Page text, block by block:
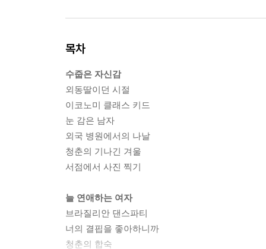
목차
수줍은 자신감
외동딸이던 시절
이코노미 클래스 키드
눈 감은 남자
외국 병원에서의 나날
청춘의 기나긴 겨울
서점에서 사진 찍기
늘 연애하는 여자
브라질리안 댄스파티
너의 결핍을 좋아하니까
청춘의 합숙